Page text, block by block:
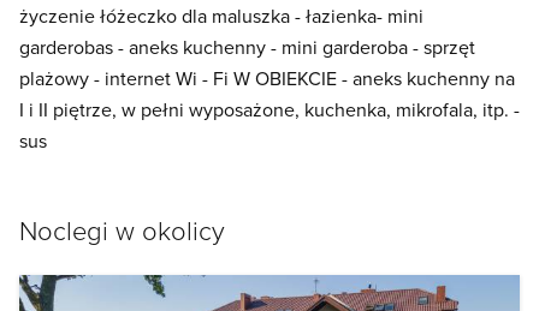
życzenie łóżeczko dla maluszka - łazienka- mini
garderobas - aneks kuchenny - mini garderoba - sprzęt
plażowy - internet Wi - Fi W OBIEKCIE - aneks kuchenny na
I i II piętrze, w pełni wyposażone, kuchenka, mikrofala, itp. -
sus
Noclegi w okolicy